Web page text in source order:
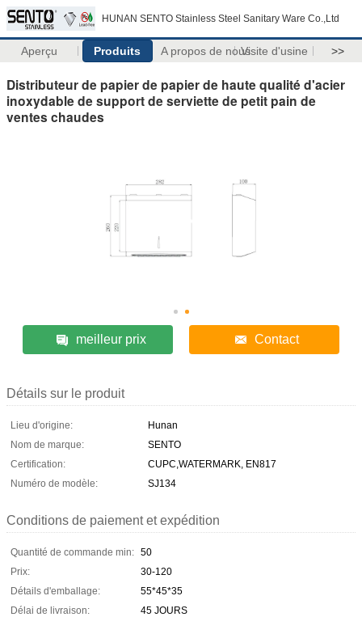
HUNAN SENTO Stainless Steel Sanitary Ware Co.,Ltd
Aperçu Produits A propos de nousVisite d'usine >>
Distributeur de papier de papier de haute qualité d'acier
inoxydable de support de serviette de petit pain de
ventes chaudes
meilleur prix Contact
Détails sur le produit
Lieu d'origine:
Hunan
Nom de marque:
SENTO
Certification:
CUPC,WATERMARK, EN817
Numéro de modèle:
SJ134
Conditions de paiement et expédition
Quantité de commande min: 50
Prix:
30-120
Détails d'emballage:
55*45*35
Délai de livraison:
45 JOURS